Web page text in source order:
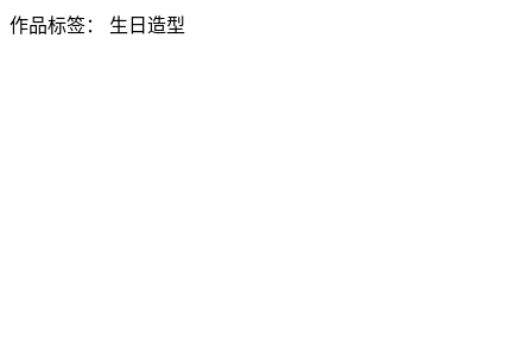
作品标签： 生日造型